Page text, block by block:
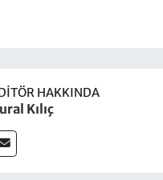
HAKKINDA
Kılıç